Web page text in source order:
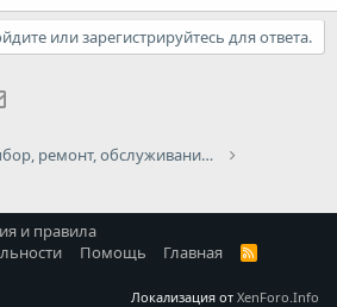
или зарегистрируйтесь для ответа.
Выбор, ремонт, обслуживание и эксплуатация
и правила
Помощь Главная
R
Локализация от XenForo.Info